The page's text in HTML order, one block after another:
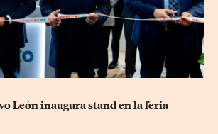
León inaugura stand en la feria